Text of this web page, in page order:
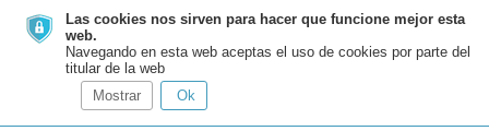
Las cookies nos sirven para hacer que funcione mejor esta
web.
Navegando en esta web aceptas el uso de cookies por parte del
titular de la web
Mostrar
Ok